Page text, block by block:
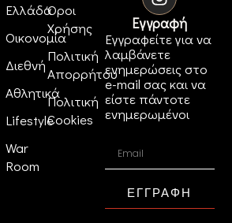
Ελλάδα
Οικονομία
Διεθνή
Αθλητικά
Lifestyle
War
Room
Όροι
Χρήσης
Πολιτική
Απορρήτου
Πολιτική
Cookies
Εγγραφή
Εγγραφείτε για να
λαμβάνετε
ενημερώσεις στο
e-mail σας και να
είστε πάντοτε
ενημερωμένοι
ΕΓΓΡΑΦΗ